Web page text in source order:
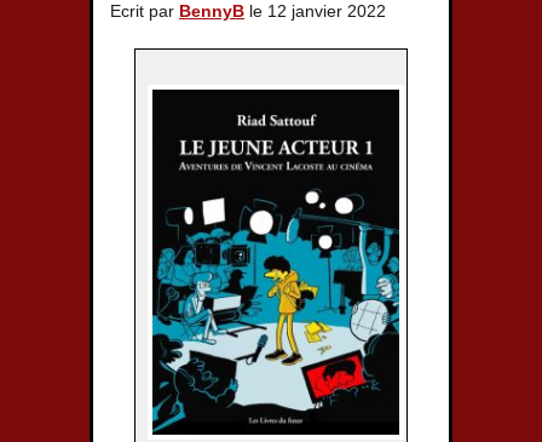
Ecrit par BennyB le 12 janvier 2022